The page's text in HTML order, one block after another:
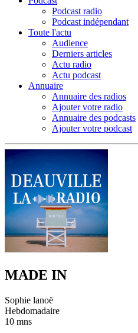
Podcast radio
Podcast indépendant
Toute l'actu
Audience
Derniers articles
Actu radio
Actu podcast
Annuaire
Annuaire des radios
Ajouter votre radio
Annuaire des podcasts
Ajouter votre podcast
MADE IN
Sophie lanoë
Hebdomadaire
10 mns